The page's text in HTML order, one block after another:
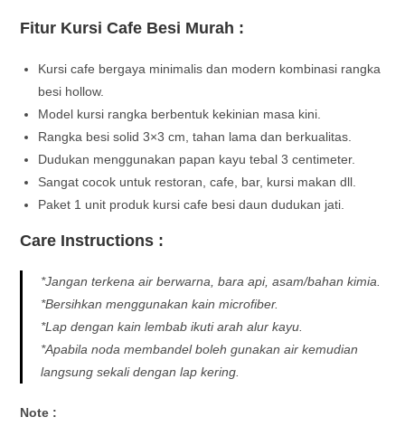
Fitur Kursi Cafe Besi Murah :
Kursi cafe bergaya minimalis dan modern kombinasi rangka
besi hollow.
Model kursi rangka berbentuk kekinian masa kini.
Rangka besi solid 3×3 cm, tahan lama dan berkualitas.
Dudukan menggunakan papan kayu tebal 3 centimeter.
Sangat cocok untuk restoran, cafe, bar, kursi makan dll.
Paket 1 unit produk kursi cafe besi daun dudukan jati.
Care Instructions :
*Jangan terkena air berwarna, bara api, asam/bahan kimia.
*Bersihkan menggunakan kain microfiber.
*Lap dengan kain lembab ikuti arah alur kayu.
*Apabila noda membandel boleh gunakan air kemudian
langsung sekali dengan lap kering.
Note :